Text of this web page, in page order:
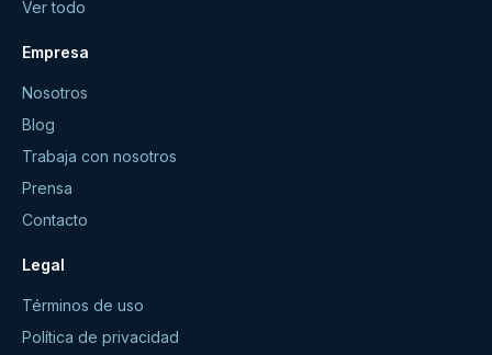
Ver todo
Empresa
Nosotros
Blog
Trabaja con nosotros
Prensa
Contacto
Legal
Términos de uso
Política de privacidad